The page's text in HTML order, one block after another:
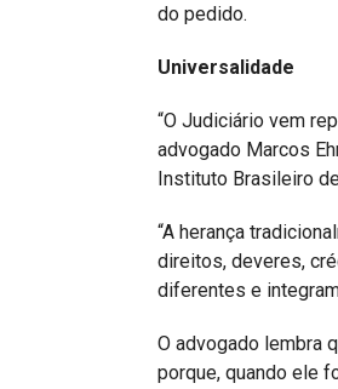
do pedido.
Universalidade
“O Judiciário vem
advogado Marcos
Instituto Brasileiro
“A herança
direitos, deveres,
diferentes e
O advogado lembra
porque, quando ele